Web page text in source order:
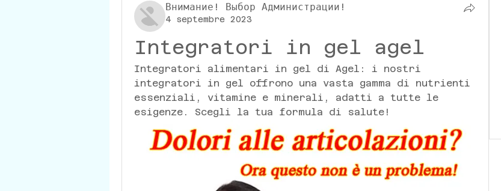
Внимание! Выбор Администрации!
4 septembre 2023
Integratori in gel agel
Integratori alimentari in gel di Agel: i nostri
integratori in gel offrono una vasta gamma di nutrienti
essenziali, vitamine e minerali, adatti a tutte le
esigenze. Scegli la tua formula di salute!